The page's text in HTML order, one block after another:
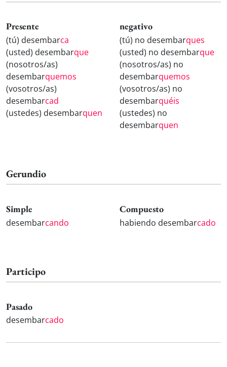
Presente
(tú) desembarca
(usted) desembarque
(nosotros/as)
desembarquemos
(vosotros/as)
desembarcad
(ustedes) desembarquen
negativo
(tú) no desembarques
(usted) no desembarque
(nosotros/as) no
desembarquemos
(vosotros/as) no
desembarquéis
(ustedes) no
desembarquen
Gerundio
Simple
desembarcando
Compuesto
habiendo desembarcado
Participo
Pasado
desembarcado